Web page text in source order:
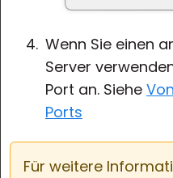
Wenn Sie einen
Server
Port an. Siehe
Ports
Für weitere